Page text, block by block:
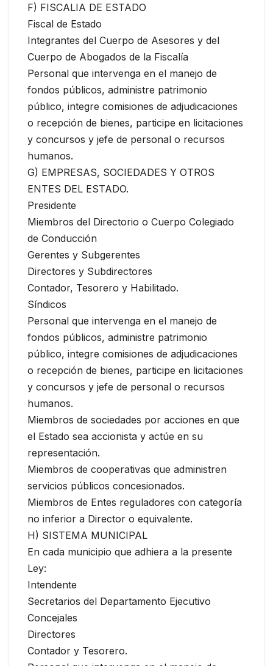
F) FISCALIA DE ESTADO
Fiscal de Estado
Integrantes del Cuerpo de Asesores y del
Cuerpo de Abogados de la Fiscalía
Personal que intervenga en el manejo de
fondos públicos, administre patrimonio
público, integre comisiones de adjudicaciones
o recepción de bienes, participe en licitaciones
y concursos y jefe de personal o recursos
humanos.
G) EMPRESAS, SOCIEDADES Y OTROS
ENTES DEL ESTADO.
Presidente
Miembros del Directorio o Cuerpo Colegiado
de Conducción
Gerentes y Subgerentes
Directores y Subdirectores
Contador, Tesorero y Habilitado.
Síndicos
Personal que intervenga en el manejo de
fondos públicos, administre patrimonio
público, integre comisiones de adjudicaciones
o recepción de bienes, participe en licitaciones
y concursos y jefe de personal o recursos
humanos.
Miembros de sociedades por acciones en que
el Estado sea accionista y actúe en su
representación.
Miembros de cooperativas que administren
servicios públicos concesionados.
Miembros de Entes reguladores con categoría
no inferior a Director o equivalente.
H) SISTEMA MUNICIPAL
En cada municipio que adhiera a la presente
Ley:
Intendente
Secretarios del Departamento Ejecutivo
Concejales
Directores
Contador y Tesorero.